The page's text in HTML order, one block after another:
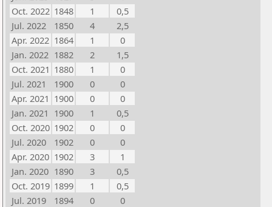
Oct. 2022 1848 1
0,5
Jul. 2022
1850 4
2,5
Apr. 2022 1864 1
0
Jan. 2022 1882 2
1,5
Oct. 2021 1880 1
0
Jul. 2021
1900 0
0
Apr. 2021 1900 0
0
Jan. 2021 1900 1
0,5
Oct. 2020 1902 0
0
Jul. 2020
1902 0
0
Apr. 2020 1902 3
1
Jan. 2020 1890 3
0,5
Oct. 2019 1899 1
0,5
Jul. 2019
1894 0
0